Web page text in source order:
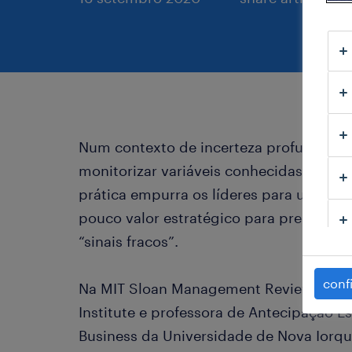
Num contexto de incerteza profunda, é
monitorizar variáveis conhecidas, que
prática empurra os líderes para uma
pouco valor estratégico para preparar
“sinais fracos”.
Na MIT Sloan Management Review,
Institute e professora de Antecipação
Business da Universidade de Nova